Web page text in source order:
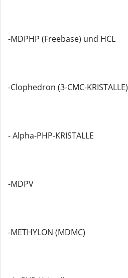
-MDPHP (Freebase) und HCL
-Clophedron (3-CMC-KRISTALLE)
- Alpha-PHP-KRISTALLE
-MDPV
-METHYLON (MDMC)